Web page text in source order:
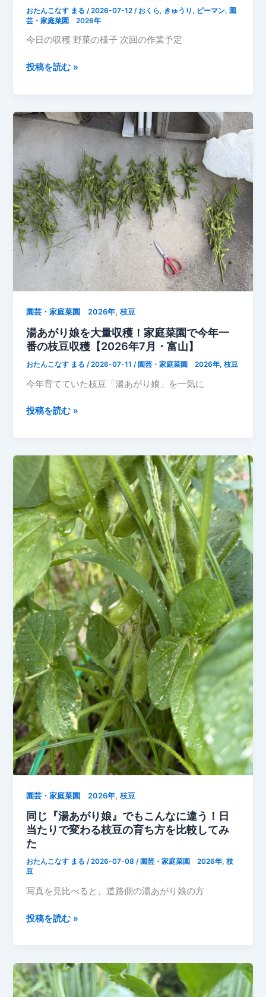
おたんこなす まる /2026-07-12 / おくら, きゅうり , ピーマン, 園
芸・家庭菜園 2026年
今日の収穫 野菜の様子 次回の作業予定
今
家
庭
収
穫
｜
き
ゅ
う
り・
ピ
マ
ン・
ク
ラ
を
収
し
月
12
日】
投稿を読む »
園芸・家庭菜園 2026年,枝豆
湯あがり娘を大量収穫！家庭菜園で今年一
番の枝豆収穫【2026年7月・富山】
おたんこなす まる /2026-07-11 / 園芸・家庭菜園 2026年,枝豆
今年育てていた枝豆「湯あがり娘」を一気に
湯
り
を
大
量
収
穫！
家
庭
菜
園
で
今
年
一
番
の
枝
豆
収
穫
【2026
年
月・
富
山】
投稿を読む »
園芸・家庭菜園 2026年,枝豆
同じ『湯あがり娘』でもこんなに違う！日
当たりで変わる枝豆の育ち方を比較してみ
た
おたんこなす まる/2026-07-08/ 園芸・家庭菜園 2026年,枝
豆
写真を見比べると、道路側の湯あがり娘の方
同
あ
が
り
投稿を読む »